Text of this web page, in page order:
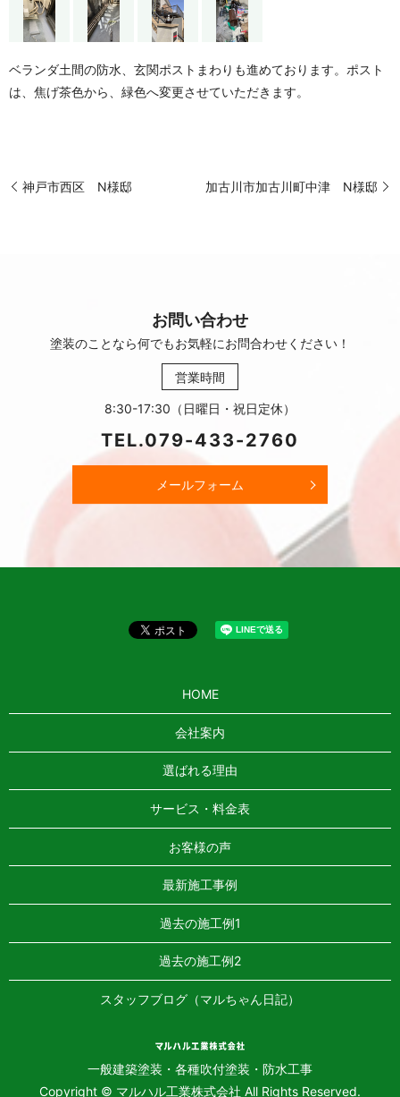
ベランダ土間の防水、玄関ポストまわりも進めております。ポスト
は、焦げ茶色から、緑色へ変更させていただきます。
神戸市西区 N様邸 加古川市加古川町中津 N様邸
お問い合わせ
塗装のことなら何でもお気軽にお問合わせください！
営業時間
8:30-17:30（日曜日・祝日定休）
TEL.079-433-2760
メールフォーム
HOME
会社案内
選ばれる理由
サービス・料金表
お客様の声
最新施工事例
過去の施工例1
過去の施工例2
スタッフブログ（マルちゃん日記）
一般建築塗装・各種吹付塗装・防水工事
Copyright © マルハル工業株式会社 All Rights Reserved.